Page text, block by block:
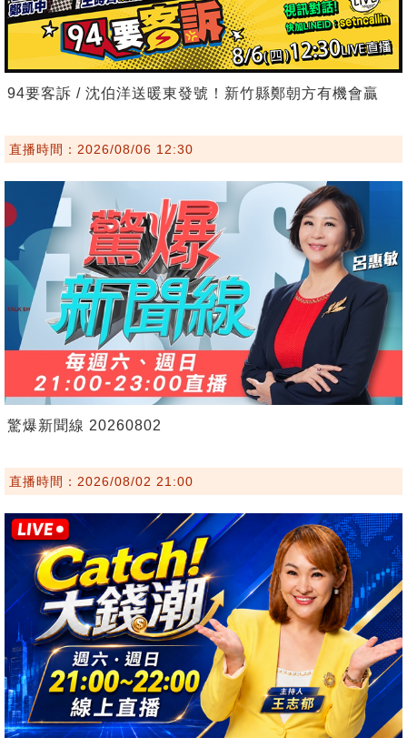
94要客訴 / 沈伯洋送暖東發號！新竹縣鄭朝方有機會贏
直播時間：2026/08/06 12:30
驚爆新聞線 20260802
直播時間：2026/08/02 21:00